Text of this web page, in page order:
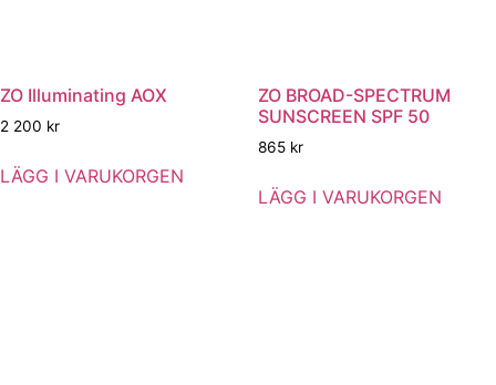
ZO Illuminating AOX
2 200 kr
LÄGG I VARUKORGEN
ZO BROAD-SPECTRUM
SUNSCREEN SPF 50
865 kr
LÄGG I VARUKORGEN